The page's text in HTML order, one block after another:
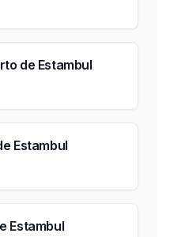
de Estambul
Estambul
Estambul